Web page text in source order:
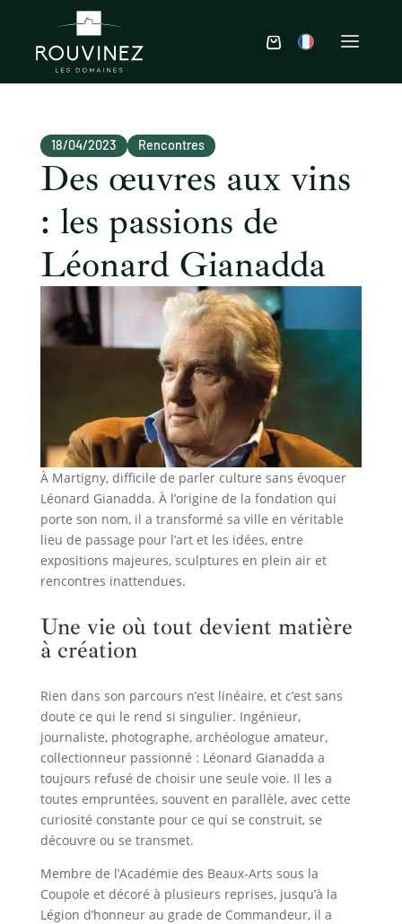
Des œuvres aux vins
: les passions de
Léonard Gianadda
18/04/2023 Rencontres
À Martigny, difficile de parler culture sans évoquer
Léonard Gianadda. À l’origine de la fondation qui
porte son nom, il a transformé sa ville en véritable
lieu de passage pour l’art et les idées, entre
expositions majeures, sculptures en plein air et
rencontres inattendues.
Une vie où tout devient matière
à création
Rien dans son parcours n’est linéaire, et c’est sans
doute ce qui le rend si singulier. Ingénieur,
journaliste, photographe, archéologue amateur,
collectionneur passionné : Léonard Gianadda a
toujours refusé de choisir une seule voie. Il les a
toutes empruntées, souvent en parallèle, avec cette
curiosité constante pour ce qui se construit, se
découvre ou se transmet.
Membre de l’Académie des Beaux-Arts sous la
Coupole et décoré à plusieurs reprises, jusqu’à la
Légion d’honneur au grade de Commandeur, il a